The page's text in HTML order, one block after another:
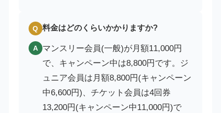
Q 料金はどのくらいかかりますか?
A マンスリー会員(一般)が月額11,000円
で、キャンペーン中は8,800円です。ジ
ュニア会員は月額8,800円(キャンペーン
中6,600円)、チケット会員は4回券
13,200円(キャンペーン中11,000円)で